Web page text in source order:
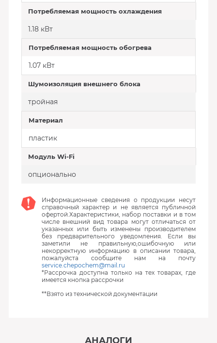
Потребляемая мощность охлаждения
1.18 кВт
Потребляемая мощность обогрева
1.07 кВт
Шумоизоляция внешнего блока
тройная
Материал
пластик
Модуль Wi-Fi
опционально
Информационные сведения о продукции несут
справочный характер и не является публичной
офертой.Характеристики, набор поставки и в том
числе внешний вид товара могут отличаться от
указанных или быть изменены производителем
без предварительного уведомления. Если вы
заметили не правильную,ошибочную или
некорректную информацию в описании товара,
пожалуйста сообщите нам на почту
service.chepochem@mail.ru
*Рассрочка доступна только на тех товарах, где
имеется кнопка рассрочки
**Взято из технической документации
АНАЛОГИ